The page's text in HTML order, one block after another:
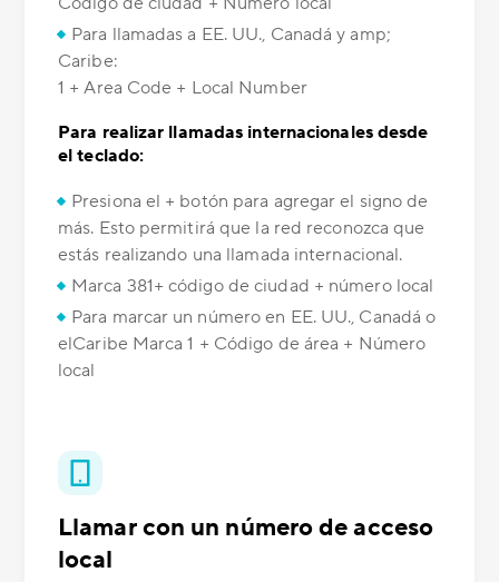
Para llamadas a EE. UU., Canadá y amp;
Caribe:
1 + Area Code + Local Number
Para realizar llamadas internacionales desde
el teclado:
Presiona el + botón para agregar el signo de
más. Esto permitirá que la red reconozca que
estás realizando una llamada internacional.
Marca 381+ código de ciudad + número local
Para marcar un número en EE. UU., Canadá o
elCaribe Marca 1 + Código de área + Número
local
Llamar con un número de acceso
local